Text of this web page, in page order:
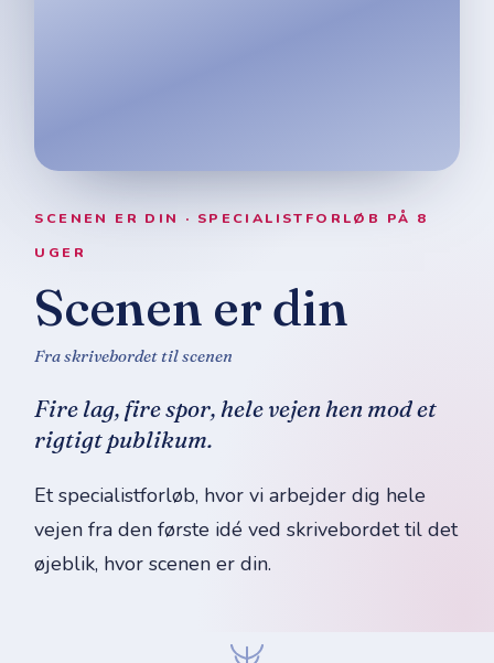
SCENEN ER DIN · SPECIALISTFORLØB PÅ 8
UGER
Scenen er din
Fra skrivebordet til scenen
Fire lag, fire spor, hele vejen hen mod et
rigtigt publikum.
Et specialistforløb, hvor vi arbejder dig hele
vejen fra den første idé ved skrivebordet til det
øjeblik, hvor scenen er din.